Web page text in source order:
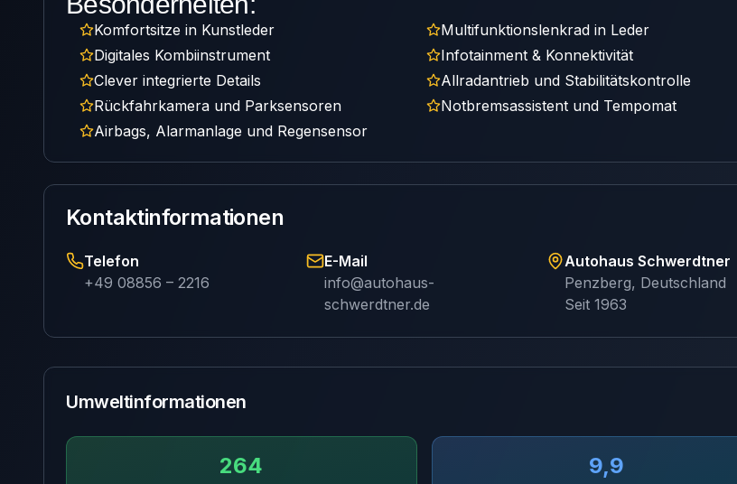
Komfortsitze in Kunstleder
Multifunktionslenkrad in Leder
Digitales Kombiinstrument
Infotainment & Konnektivität
Clever integrierte Details
Allradantrieb und Stabilitätskontrolle
Rückfahrkamera und Parksensoren
Notbremsassistent und Tempomat
Airbags, Alarmanlage und Regensensor
Kontaktinformationen
Telefon
+49 08856 – 2216
E-Mail
info@autohaus-
schwerdtner.de
Autohaus Schwerdtner
Penzberg, Deutschland
Seit 1963
Umweltinformationen
264 9,9